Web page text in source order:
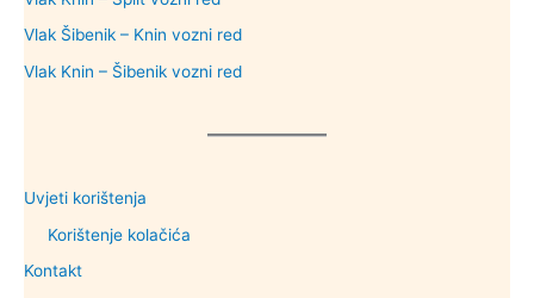
Vlak Šibenik – Knin vozni red
Vlak Knin – Šibenik vozni red
Uvjeti korištenja
Korištenje kolačića
Kontakt